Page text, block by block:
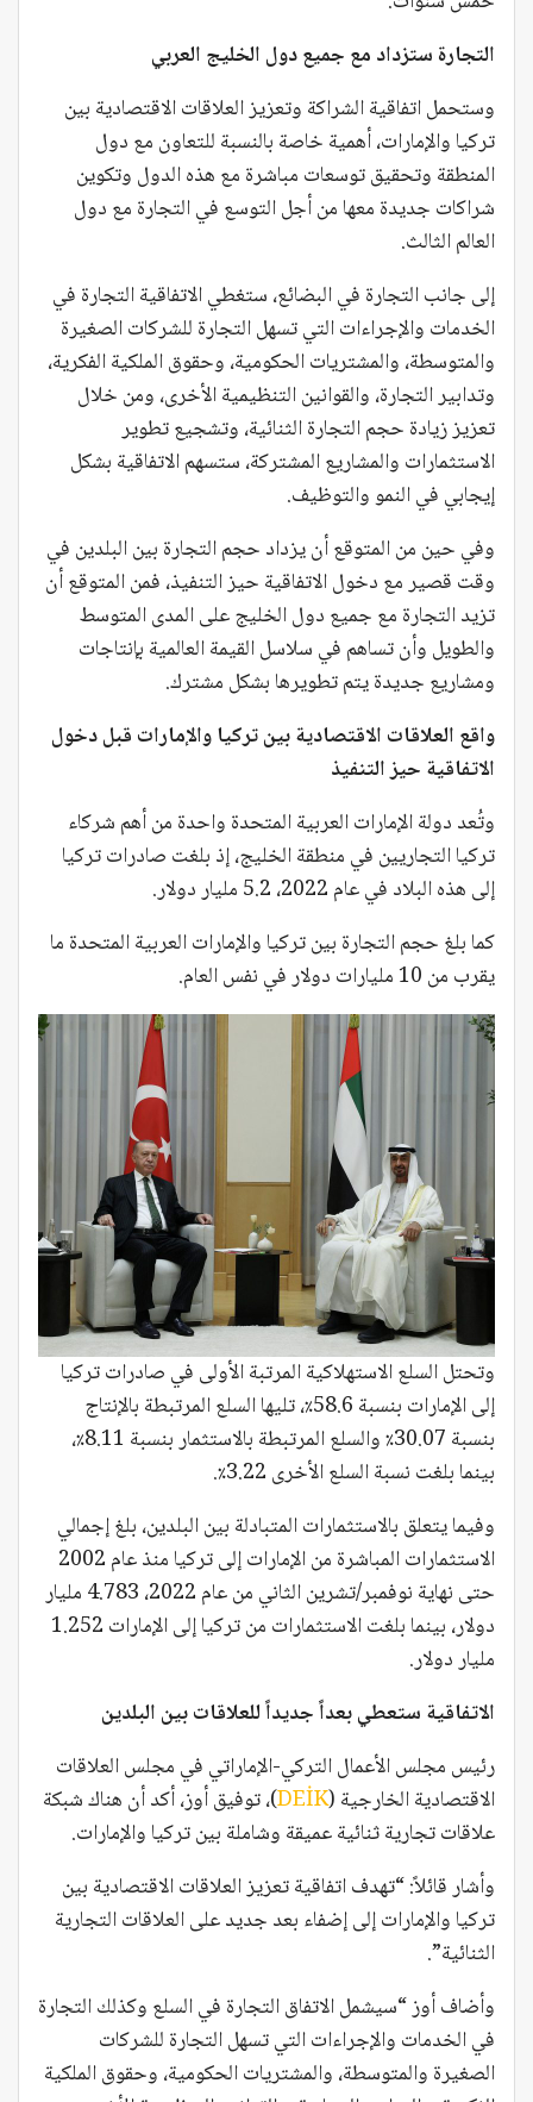
التجارة ستزداد مع جميع دول الخليج العربي
وستحمل اتفاقية الشراكة وتعزيز العلاقات الاقتصادية بين
تركيا والإمارات، أهمية خاصة بالنسبة للتعاون مع دول
المنطقة وتحقيق توسعات مباشرة مع هذه الدول وتكوين
شراكات جديدة معها من أجل التوسع في التجارة مع دول
العالم الثالث.
إلى جانب التجارة في البضائع، ستغطي الاتفاقية التجارة في
الخدمات والإجراءات التي تسهل التجارة للشركات الصغيرة
والمتوسطة، والمشتريات الحكومية، وحقوق الملكية الفكرية،
وتدابير التجارة، والقوانين التنظيمية الأخرى، ومن خلال
تعزيز زيادة حجم التجارة الثنائية، وتشجيع تطوير
الاستثمارات والمشاريع المشتركة، ستسهم الاتفاقية بشكل
إيجابي في النمو والتوظيف.
وفي حين من المتوقع أن يزداد حجم التجارة بين البلدين في
وقت قصير مع دخول الاتفاقية حيز التنفيذ، فمن المتوقع أن
تزيد التجارة مع جميع دول الخليج على المدى المتوسط
والطويل وأن تساهم في سلاسل القيمة العالمية بإنتاجات
ومشاريع جديدة يتم تطويرها بشكل مشترك.
واقع العلاقات الاقتصادية بين تركيا والإمارات قبل دخول
الاتفاقية حيز التنفيذ
وتُعد دولة الإمارات العربية المتحدة واحدة من أهم شركاء
تركيا التجاريين في منطقة الخليج، إذ بلغت صادرات تركيا
إلى هذه البلاد في عام 2022، 5.2 مليار دولار.
كما بلغ حجم التجارة بين تركيا والإمارات العربية المتحدة ما
يقرب من 10 مليارات دولار في نفس العام.
وتحتل السلع الاستهلاكية المرتبة الأولى في صادرات تركيا
إلى الإمارات بنسبة 58.6٪، تليها السلع المرتبطة بالإنتاج
بنسبة 30.07٪ والسلع المرتبطة بالاستثمار بنسبة 8.11٪،
بينما بلغت نسبة السلع الأخرى 3.22٪.
وفيما يتعلق بالاستثمارات المتبادلة بين البلدين، بلغ إجمالي
الاستثمارات المباشرة من الإمارات إلى تركيا منذ عام 2002
حتى نهاية نوفمبر/تشرين الثاني من عام 2022، 4.783 مليار
دولار، بينما بلغت الاستثمارات من تركيا إلى الإمارات 1.252
مليار دولار.
الاتفاقية ستعطي بعداً جديداً للعلاقات بين البلدين
رئيس مجلس الأعمال التركي-الإماراتي في مجلس العلاقات
الاقتصادية الخارجية (DEİK)، توفيق أوز، أكد أن هناك شبكة
علاقات تجارية ثنائية عميقة وشاملة بين تركيا والإمارات.
وأشار قائلاً: “تهدف اتفاقية تعزيز العلاقات الاقتصادية بين
تركيا والإمارات إلى إضفاء بعد جديد على العلاقات التجارية
الثنائية”.
وأضاف أوز “سيشمل الاتفاق التجارة في السلع وكذلك التجارة
في الخدمات والإجراءات التي تسهل التجارة للشركات
الصغيرة والمتوسطة، والمشتريات الحكومية، وحقوق الملكية